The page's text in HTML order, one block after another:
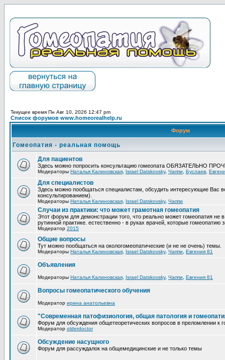
Текущее время Пн Авг 10, 2026 12:47 pm
Список форумов www.homeorealhelp.ru
Форум
Гомеопатия - реальная помощь
Для пациентов
Здесь можно попросить консультацию гомеопата ОБЯЗАТЕЛЬНО
Модераторы Наталья Калиновская Israel Datskovsky, Чаппи Буслаев
Для специалистов
Здесь можно пообщаться специалистам, обсудить интересующие Вас
консультированием).
Модераторы Наталья Калиновская Israel Datskovsky, Чаппи
Случаи из практики: что может грамотная гомеопатия
Этот форум для демонстрации того, что реально может гомеопатия не
рутинной практике. естественно - в руках врачей, которые гомеопатию
Модератор 2015
Общие вопросы
Тут можно пообщаться на окологомеопатические (и не не очень) темы.
Модераторы Наталья Калиновская Israel Datskovsky, Чаппи Евгения 81
Объявления
Модераторы Наталья Калиновская Israel Datskovsky, Чаппи Евгения 81
Вопросы гомеопатического обучения
Модератор ирина анатольевна
"Современная патофизиология, общая патология и
Форум для обсуждения общетеоретических вопросов в преломлении к
Модератор olderdoctor
Обсуждение насущного
Форум для рассуждалок на общемедицинские и не только темы